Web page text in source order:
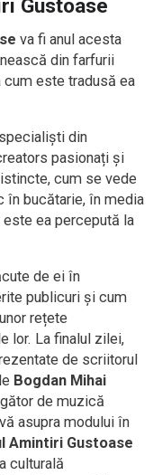
Gustoase
va fi anul acesta
din farfurii
cum este tradusă ea
din
pasionați și
cum se vede
în bucătarie, în media
ea percepută la
de ei în
publicuri și cum
rețete
lor. La finalul zilei,
de scriitorul
Bogdan Mihai
de muzică
asupra modului în
Amintiri Gustoase
culturală